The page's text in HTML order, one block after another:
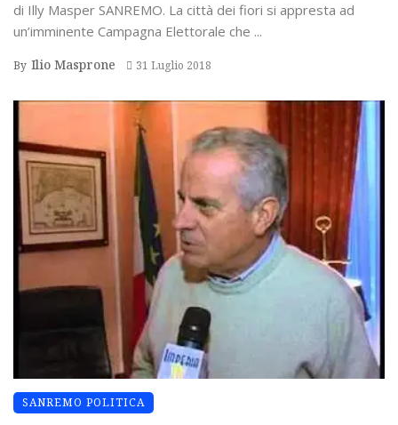
di Illy Masper SANREMO. La città dei fiori si appresta ad
un’imminente Campagna Elettorale che ...
By Ilio Masprone 31 Luglio 2018
SANREMO POLITICA